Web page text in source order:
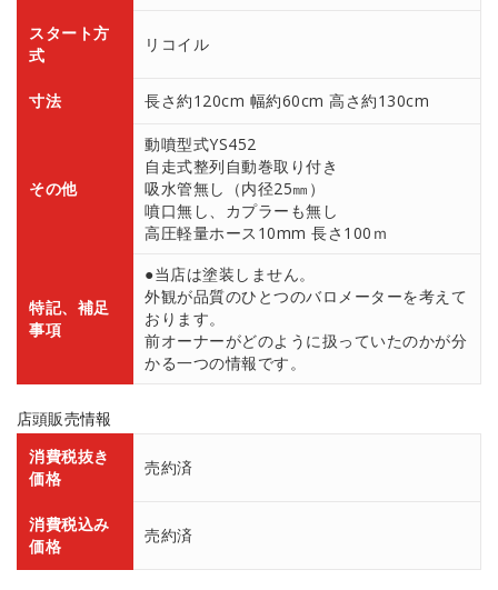
スタート方
式
リコイル
寸法 長さ約120cm 幅約60cm 高さ約130cm
その他
動噴型式YS452
自走式整列自動巻取り付き
吸水管無し（内径25㎜）
噴口無し、カプラーも無し
高圧軽量ホース10mm 長さ100ｍ
特記、補足
事項
●当店は塗装しません。
外観が品質のひとつのバロメーターを考えて
おります。
前オーナーがどのように扱っていたのかが分
かる一つの情報です。
店頭販売情報
消費税抜き
価格
売約済
消費税込み
価格
売約済